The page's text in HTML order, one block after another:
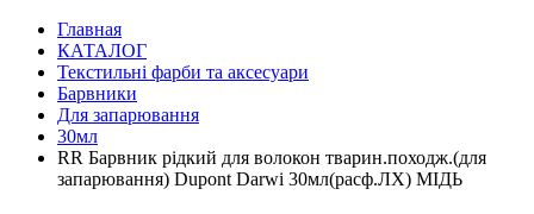
Главная
КАТАЛОГ
Текстильні фарби та аксесуари
Барвники
Для запарювання
30мл
RR Барвник рідкий для волокон тварин.походж.(для
запарювання) Dupont Darwi 30мл(расф.ЛХ) МІДЬ